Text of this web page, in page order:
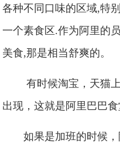
各种不同口味的区域,特
一个素食区.作为阿里的
美食,那是相当舒爽的。
有时候淘宝，天猫上
出现，这就是阿里巴巴食
如果是加班的时候，